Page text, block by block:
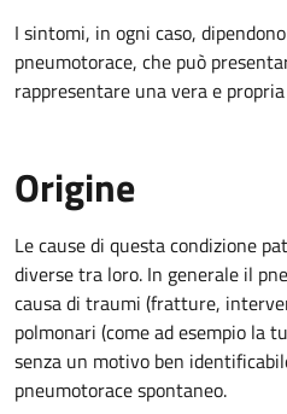
I sintomi, in ogni caso,
pneumotorace, che può
rappresentare una vera e
Origine
Le cause di questa condizione
diverse tra loro. In generale il
causa di traumi (fratture,
polmonari (come ad esempio la
senza un motivo ben
pneumotorace spontaneo.